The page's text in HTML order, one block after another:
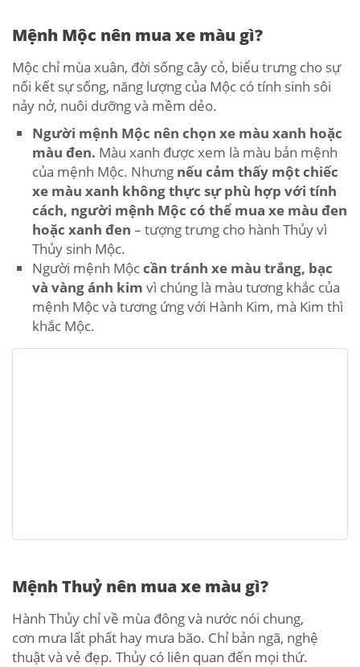
Mệnh Mộc nên mua xe màu gì?
Mộc chỉ mùa xuân, đời sống cây cỏ, biểu trưng cho sự
nối kết sự sống, năng lượng của Mộc có tính sinh sôi
nảy nở, nuôi dưỡng và mềm dẻo.
Người mệnh Mộc nên chọn xe màu xanh hoặc
màu đen. Màu xanh được xem là màu bản mệnh
của mệnh Mộc. Nhưng nếu cảm thấy một chiếc
xe màu xanh không thực sự phù hợp với tính
cách, người mệnh Mộc có thể mua xe màu đen
hoặc xanh đen – tượng trưng cho hành Thủy vì
Thủy sinh Mộc.
Người mệnh Mộccần tránh xe màu trắng, bạc
và vàng ánh kim vì chúng là màu tương khắc của
mệnh Mộc và tương ứng với Hành Kim, mà Kim thì
khắc Mộc.
Mệnh Thuỷ nên mua xe màu gì?
Hành Thủy chỉ về mùa đông và nước nói chung,
cơn mưa lất phất hay mưa bão. Chỉ bản ngã, nghệ
thuật và vẻ đẹp. Thủy có liên quan đến mọi thứ.